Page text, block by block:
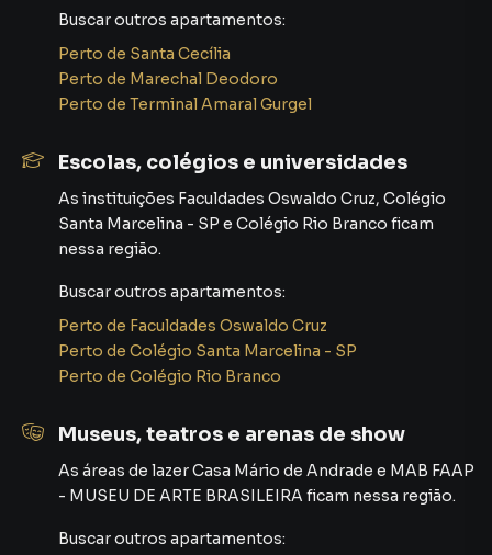
Buscar outros apartamentos:
Perto de Santa Cecília
Perto de Marechal Deodoro
Perto de Terminal Amaral Gurgel
Escolas, colégios e universidades
As instituições Faculdades Oswaldo Cruz, Colégio
Santa Marcelina - SP e Colégio Rio Branco ficam
nessa região.
Buscar outros apartamentos:
Perto de Faculdades Oswaldo Cruz
Perto de Colégio Santa Marcelina - SP
Perto de Colégio Rio Branco
Museus, teatros e arenas de show
As áreas de lazerCasa Mário de Andrade e MAB FAAP
- MUSEU DE ARTE BRASILEIRA ficam nessa região.
Buscar outros apartamentos: